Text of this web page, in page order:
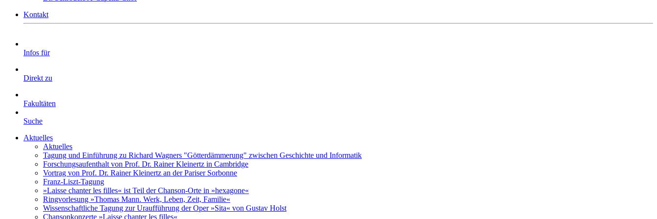
Kontakt
Infos für
Direkt zu
Fakultäten
Suche
Aktuelles
Aktuelles
Tagung und Einführung zu Richard Wagners "Götterdämmerung" zwischen Geschichte und Informatik
Forschungsaufenthalt von Prof. Dr. Rainer Kleinertz in Cambridge
Vortrag von Prof. Dr. Rainer Kleinertz an der Pariser Sorbonne
Franz-Liszt-Tagung
»Laisse chanter les filles« ist Teil der Chanson-Orte in »hexagone«
Ringvorlesung »Thomas Mann. Werk, Leben, Zeit, Familie«
Wissenschaftliche Tagung zur Uraufführung der Oper »Sita« von Gustav Holst
Chansonkonzerte »Laisse chanter les filles«